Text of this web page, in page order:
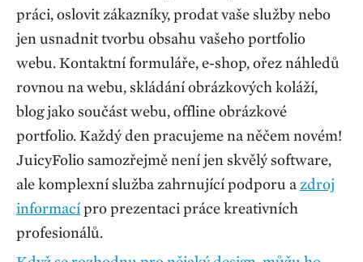
práci, oslovit zákazníky, prodat vaše služby nebo
jen usnadnit tvorbu obsahu vašeho portfolio
webu. Kontaktní formuláře, e-shop, ořez náhledů
rovnou na webu, skládání obrázkových koláží,
blog jako součást webu, offline obrázkové
portfolio. Každý den pracujeme na něčem novém!
JuicyFolio samozřejmě není jen skvělý software,
ale komplexní služba zahrnující podporu azdroj
informacípro prezentaci práce kreativních
profesionálů.